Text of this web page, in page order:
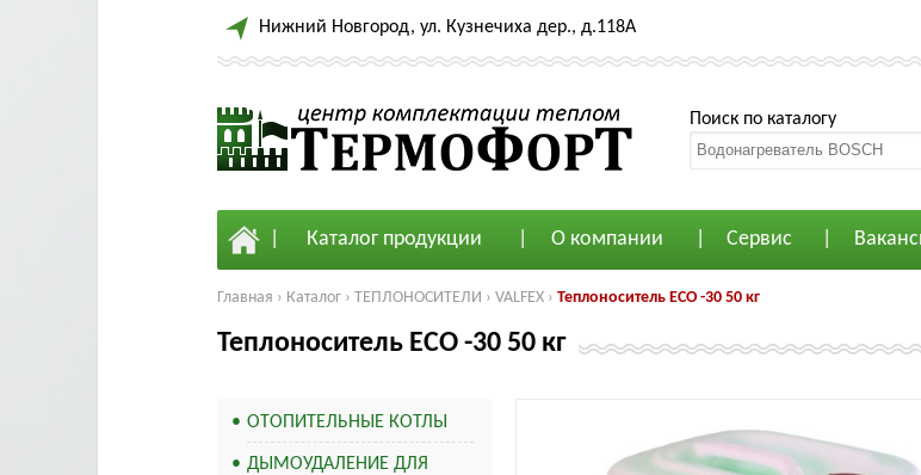
Нижний Новгород, ул. Кузнечиха дер., д.118А
Поиск по каталогу
Каталог продукции О компании Сервис
Главная › Каталог › ТЕПЛОНОСИТЕЛИ › VALFEX › Теплоноситель ECO -30 50 кг
Теплоноситель ECO -30 50 кг
ОТОПИТЕЛЬНЫЕ КОТЛЫ
ДЫМОУДАЛЕНИЕ ДЛЯ